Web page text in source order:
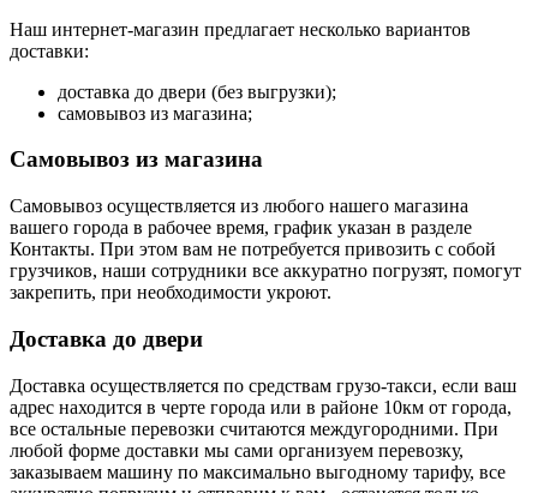
Наш интернет-магазин предлагает несколько вариантов
доставки:
доставка до двери (без выгрузки);
самовывоз из магазина;
Самовывоз из магазина
Самовывоз осуществляется из любого нашего магазина
вашего города в рабочее время, график указан в разделе
Контакты. При этом вам не потребуется привозить с собой
грузчиков, наши сотрудники все аккуратно погрузят, помогут
закрепить, при необходимости укроют.
Доставка до двери
Доставка осуществляется по средствам грузо-такси, если ваш
адрес находится в черте города или в районе 10км от города,
все остальные перевозки считаются междугородними. При
любой форме доставки мы сами организуем перевозку,
заказываем машину по максимально выгодному тарифу, все